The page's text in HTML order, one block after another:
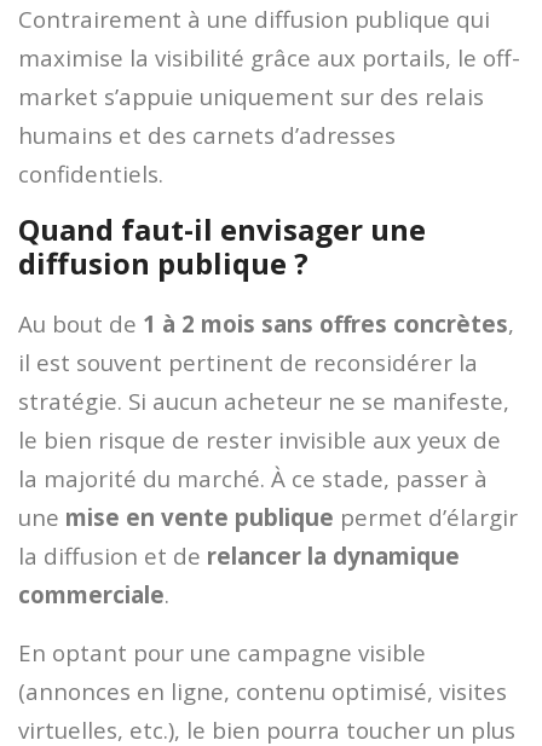
Contrairement à une diffusion publique qui
maximise la visibilité grâce aux portails, le off-
market s’appuie uniquement sur des relais
humains et des carnets d’adresses
confidentiels.
Quand faut-il envisager une
diffusion publique ?
Au bout de 1 à 2 mois sans offres concrètes,
il est souvent pertinent de reconsidérer la
stratégie. Si aucun acheteur ne se manifeste,
le bien risque de rester invisible aux yeux de
la majorité du marché. À ce stade, passer à
une mise en vente publique permet d’élargir
la diffusion et de relancer la dynamique
commerciale.
En optant pour une campagne visible
(annonces en ligne, contenu optimisé, visites
virtuelles, etc.), le bien pourra toucher un plus